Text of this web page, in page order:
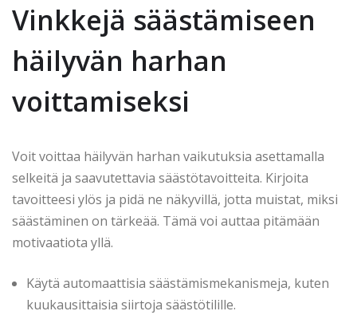
Vinkkejä säästämiseen
häilyvän harhan
voittamiseksi
Voit voittaa häilyvän harhan vaikutuksia asettamalla
selkeitä ja saavutettavia säästötavoitteita. Kirjoita
tavoitteesi ylös ja pidä ne näkyvillä, jotta muistat, miksi
säästäminen on tärkeää. Tämä voi auttaa pitämään
motivaatiota yllä.
Käytä automaattisia säästämismekanismeja, kuten
kuukausittaisia siirtoja säästötilille.